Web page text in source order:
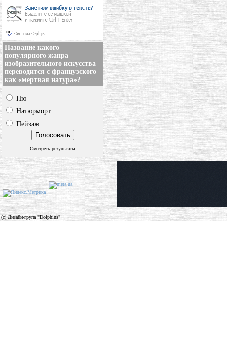
Название какого
популярного жанра
изобразительного искусства
переводится с французского
как «мертвая натура»?
Ню
Натюрморт
Пейзаж
Смотреть результаты
(c) Дизайн-група "Dolphins"